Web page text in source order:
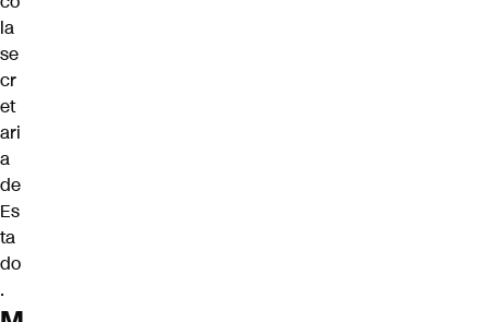
la
se
cr
et
ari
a
de
Es
ta
do
.